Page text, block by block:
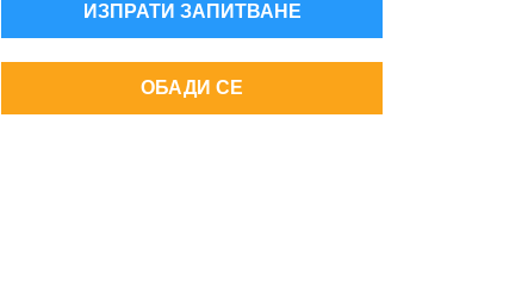
ИЗПРАТИ ЗАПИТВАНЕ
ОБАДИ СЕ